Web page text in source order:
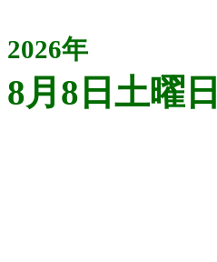
2026年
8月8日土曜日